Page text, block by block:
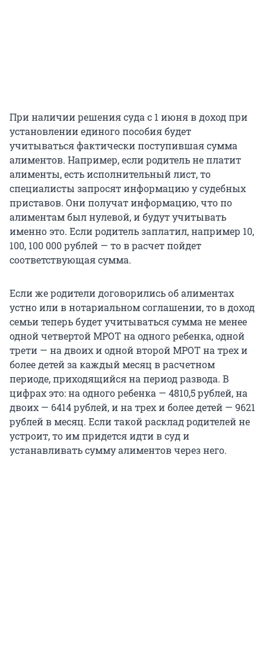
При наличии решения суда с 1 июня в доход при
установлении единого пособия будет
учитываться фактически поступившая сумма
алиментов. Например, если родитель не платит
алименты, есть исполнительный лист, то
специалисты запросят информацию у судебных
приставов. Они получат информацию, что по
алиментам был нулевой, и будут учитывать
именно это. Если родитель заплатил, например 10,
100, 100 000 рублей — то в расчет пойдет
соответствующая сумма.
Если же родители договорились об алиментах
устно или в нотариальном соглашении, то в доход
семьи теперь будет учитываться сумма не менее
одной четвертой МРОТ на одного ребенка, одной
трети — на двоих и одной второй МРОТ на трех и
более детей за каждый месяц в расчетном
периоде, приходящийся на период развода. В
цифрах это: на одного ребенка — 4810,5 рублей, на
двоих — 6414 рублей, и на трех и более детей — 9621
рублей в месяц. Если такой расклад родителей не
устроит, то им придется идти в суд и
устанавливать сумму алиментов через него.